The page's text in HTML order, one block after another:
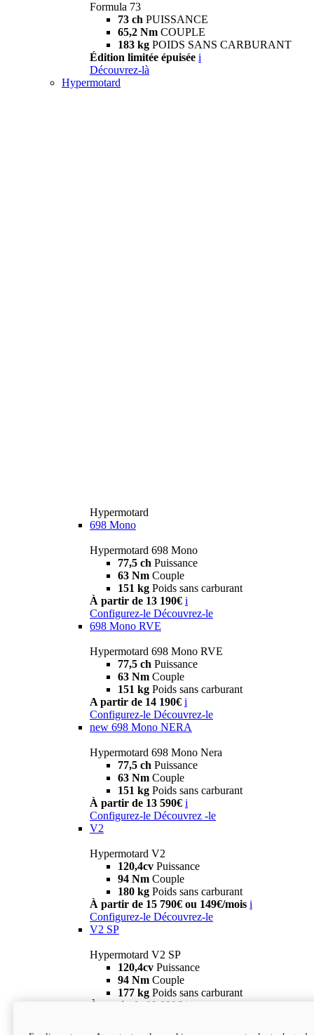
Formula 73
73 ch PUISSANCE
65,2 Nm COUPLE
183 kg POIDS SANS CARBURANT
Édition limitée épuisée i
Découvrez-là
Hypermotard
Hypermotard
698 Mono
Hypermotard 698 Mono
77,5 ch Puissance
63 Nm Couple
151 kg Poids sans carburant
À partir de 13 190€ i
Configurez-le Découvrez-le
698 Mono RVE
Hypermotard 698 Mono RVE
77,5 ch Puissance
63 Nm Couple
151 kg Poids sans carburant
A partir de 14 190€ i
Configurez-le Découvrez-le
new 698 Mono NERA
Hypermotard 698 Mono Nera
77,5 ch Puissance
63 Nm Couple
151 kg Poids sans carburant
À partir de 13 590€ i
Configurez-le Découvrez -le
V2
Hypermotard V2
120,4cv Puissance
94 Nm Couple
180 kg Poids sans carburant
À partir de 15 790€ ou 149€/mois i
Configurez-le Découvrez-le
V2 SP
Hypermotard V2 SP
120,4cv Puissance
94 Nm Couple
177 kg Poids sans carburant
À partir de 19 990€ i
new
V2 SP 100